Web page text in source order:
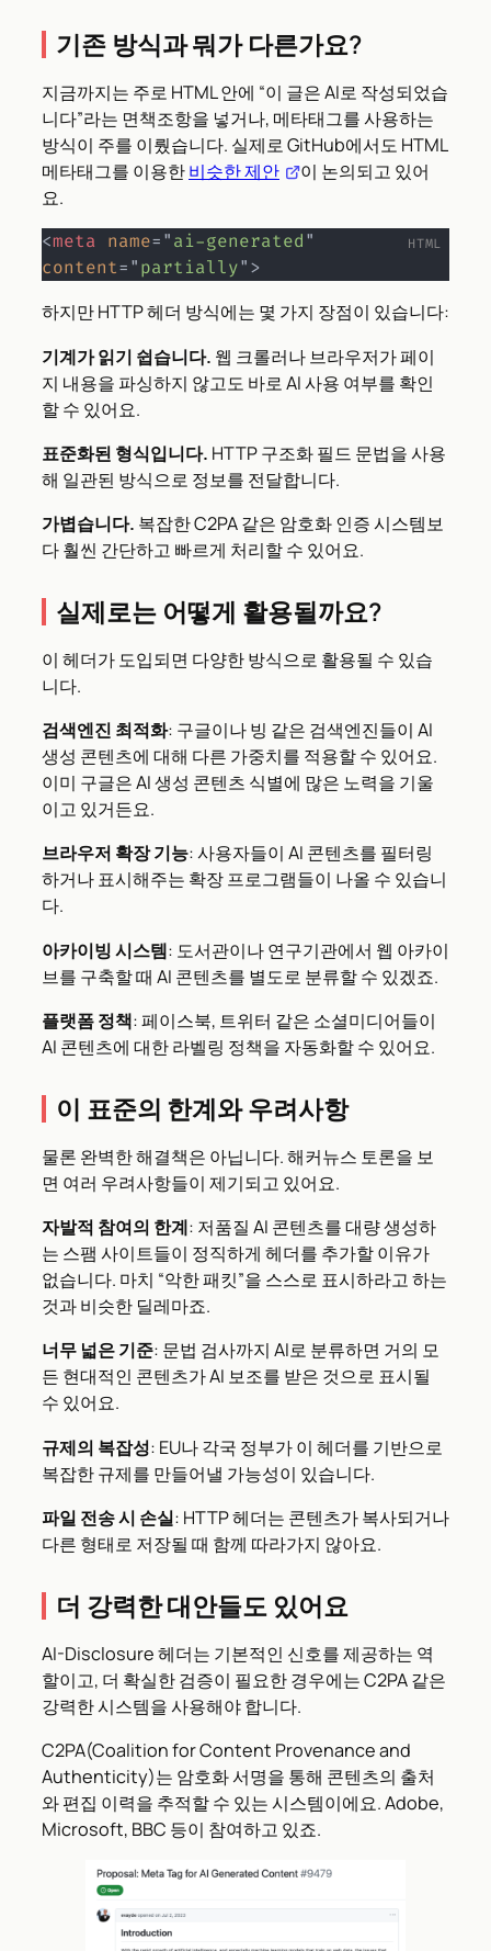
기존 방식과 뭐가 다른가요?
지금까지는 주로 HTML 안에 “이 글은 AI로 작성되었습
니다”라는 면책조항을 넣거나, 메타태그를 사용하는
방식이 주를 이뤘습니다. 실제로 GitHub에서도 HTML
메타태그를 이용한비슷한 제안
이 논의되고 있어
요.
<meta name="ai-generated"
content="partially">
하지만 HTTP 헤더 방식에는 몇 가지 장점이 있습니다:
기계가 읽기 쉽습니다. 웹 크롤러나 브라우저가 페이
지 내용을 파싱하지 않고도 바로 AI 사용 여부를 확인
할 수 있어요.
표준화된 형식입니다. HTTP 구조화 필드 문법을 사용
해 일관된 방식으로 정보를 전달합니다.
가볍습니다. 복잡한 C2PA 같은 암호화 인증 시스템보
다 훨씬 간단하고 빠르게 처리할 수 있어요.
실제로는 어떻게 활용될까요?
이 헤더가 도입되면 다양한 방식으로 활용될 수 있습
니다.
검색엔진 최적화: 구글이나 빙 같은 검색엔진들이 AI
생성 콘텐츠에 대해 다른 가중치를 적용할 수 있어요.
이미 구글은 AI 생성 콘텐츠 식별에 많은 노력을 기울
이고 있거든요.
브라우저 확장 기능: 사용자들이 AI 콘텐츠를 필터링
하거나 표시해주는 확장 프로그램들이 나올 수 있습니
다.
아카이빙 시스템: 도서관이나 연구기관에서 웹 아카이
브를 구축할 때 AI 콘텐츠를 별도로 분류할 수 있겠죠.
플랫폼 정책: 페이스북, 트위터 같은 소셜미디어들이
AI 콘텐츠에 대한 라벨링 정책을 자동화할 수 있어요.
이 표준의 한계와 우려사항
물론 완벽한 해결책은 아닙니다. 해커뉴스 토론을 보
면 여러 우려사항들이 제기되고 있어요.
자발적 참여의 한계: 저품질 AI 콘텐츠를 대량 생성하
는 스팸 사이트들이 정직하게 헤더를 추가할 이유가
없습니다. 마치 “악한 패킷”을 스스로 표시하라고 하는
것과 비슷한 딜레마죠.
너무 넓은 기준: 문법 검사까지 AI로 분류하면 거의 모
든 현대적인 콘텐츠가 AI 보조를 받은 것으로 표시될
수 있어요.
규제의 복잡성: EU나 각국 정부가 이 헤더를 기반으로
복잡한 규제를 만들어낼 가능성이 있습니다.
파일 전송 시 손실: HTTP 헤더는 콘텐츠가 복사되거나
다른 형태로 저장될 때 함께 따라가지 않아요.
더 강력한 대안들도 있어요
AI-Disclosure 헤더는 기본적인 신호를 제공하는 역
할이고, 더 확실한 검증이 필요한 경우에는 C2PA 같은
강력한 시스템을 사용해야 합니다.
C2PA(Coalition for Content Provenance and
Authenticity)는 암호화 서명을 통해 콘텐츠의 출처
와 편집 이력을 추적할 수 있는 시스템이에요. Adobe,
Microsoft, BBC 등이 참여하고 있죠.